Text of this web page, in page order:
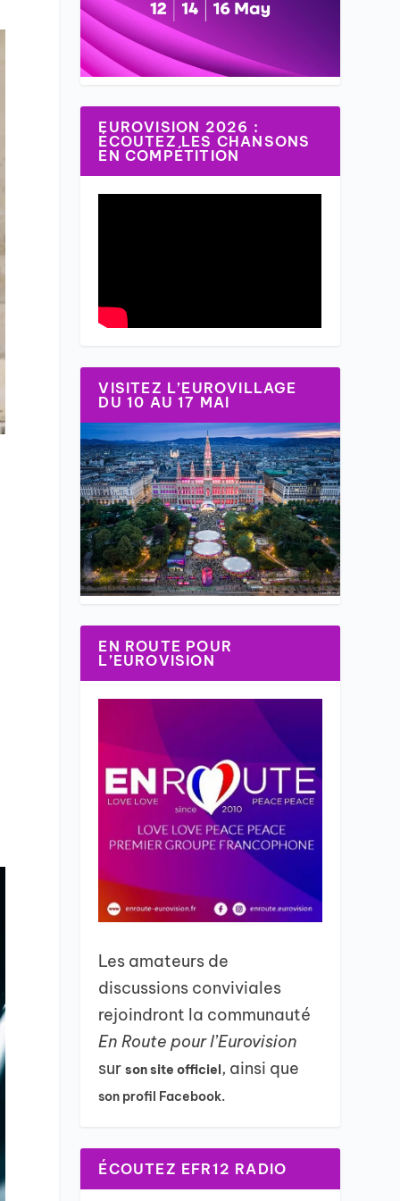
EUROVISION 2026 :
ÉCOUTEZ LES CHANSONS
EN COMPÉTITION
VISITEZ L’EUROVILLAGE
DU 10 AU 17 MAI
EN ROUTE POUR
L’EUROVISION
Les amateurs de
discussions conviviales
rejoindront la communauté
En Route pour l’Eurovision
surson site officiel, ainsi que
son profil Facebook.
ÉCOUTEZ EFR12 RADIO